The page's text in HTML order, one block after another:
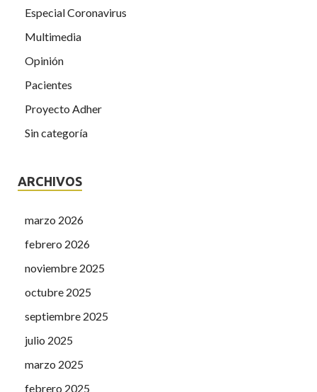
Especial Coronavirus
Multimedia
Opinión
Pacientes
Proyecto Adher
Sin categoría
ARCHIVOS
marzo 2026
febrero 2026
noviembre 2025
octubre 2025
septiembre 2025
julio 2025
marzo 2025
febrero 2025